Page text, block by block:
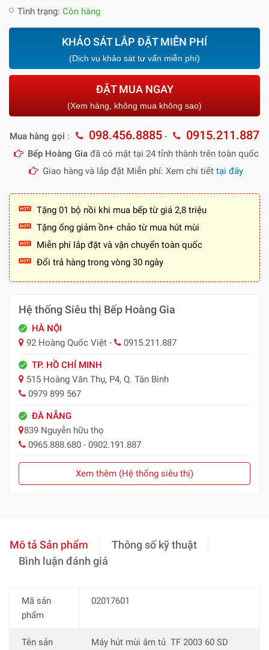
Tình trạng: Còn hàng
KHẢO SÁT LẮP ĐẶT MIỄN PHÍ
(Dịch vụ khảo sát tư vấn miễn phí)
ĐẶT MUA NGAY
(Xem hàng, không mua không sao)
Mua hàng gọi : 098.456.8885 - 0915.211.887
Bếp Hoàng Giađã có mặt tại 24 tỉnh thành trên toàn quốc
Giao hàng và lắp đặt Miễn phí: Xem chi tiết tại đây
Tặng 01 bộ nồi khi mua bếp từ giá 2,8 triệu
Tặng ống giảm ồn+ chảo từ mua hút mùi
Miễn phí lắp đặt và vận chuyển toàn quốc
Đổi trả hàng trong vòng 30 ngày
Hệ thống Siêu thị Bếp Hoàng Gia
HÀ NỘI
92 Hoàng Quốc Việt -
0915.211.887
TP. HỒ CHÍ MINH
515 Hoàng Văn Thụ, P4, Q. Tân Bình
0979 899 567
ĐÀ NẴNG
839 Nguyễn hữu thọ
0965.888.680 - 0902.191.887
Xem thêm (Hệ thống siêu thị)
Mô tả Sản phẩm
Thông số kỹ thuật
Bình luận đánh giá
Mã sản
phẩm
02017601
Tên sản
Máy hút mùi âm tủ TF 2003 60 SD